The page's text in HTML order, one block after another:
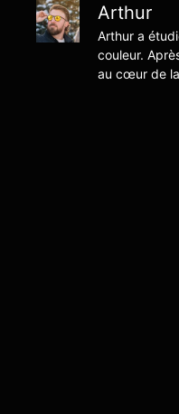
Arthur
Arthur a
couleur.
au cœur de